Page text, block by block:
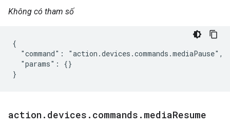
Không có tham số
{
  "command": "action.devices.commands.mediaPause",
  "params": {}
}
action . devices . commands . mediaResume